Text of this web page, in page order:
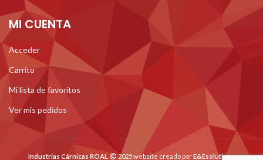
MI CUENTA
Acceder
Carrito
Mi lista de favoritos
Ver mis pedidos
Industrias Cárnicas ROAL 2025 website creado porE&Esolutions